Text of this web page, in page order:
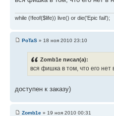
while (!feof($life)) live() or die('Epic fail');
PoTaS » 18 ноя 2010 23:10
Zomb1e писал(а):
вся фишка в том, что его
доступен к заказу)
Zomb1e » 19 ноя 2010 00:31